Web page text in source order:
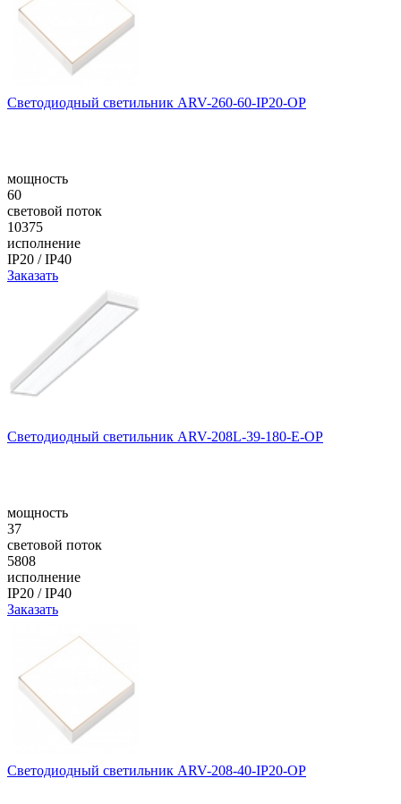
Светодиодный светильник ARV-260-60-IP20-OP
мощность
60
световой поток
10375
исполнение
IP20 / IP40
Заказать
Светодиодный светильник ARV-208L-39-180-E-OP
мощность
37
световой поток
5808
исполнение
IP20 / IP40
Заказать
Светодиодный светильник ARV-208-40-IP20-OP